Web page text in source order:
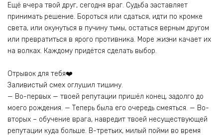
Ещё вчера твой друг, сегодня враг. Судьба заставляет
принимать решение. Бороться или сдаться, идти по кромке
света, или окунуться в пучину тьмы, остаться верным другом
или превратиться в ярого противника. Море жизни качает их
на волках. Каждому придётся сделать выбор.
Отрывок для тебя❤️
Заливистый смех оглушил тишину.
— Во-первых — твоей репутации пришёл конец, задолго до
моего рождения. — Теперь была его очередь смеяться. — Во-
вторых – обучение врага, навредит твоей несуществующей
репутации куда больше. В-третьих, милый пойми во время